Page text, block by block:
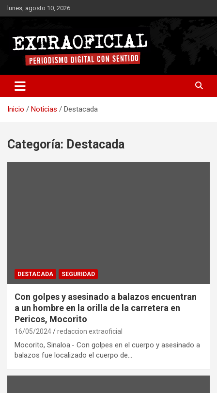
Saltar
al
lunes, agosto 10, 2026
Extraoficial
Inicio Noticias Destacada
Categoría: Destacada
DESTACADA SEGURIDAD
Con golpes y asesinado a balazos encuentran
a un hombre en la orilla de la carretera en
Pericos, Mocorito
16/05/2024 redaccion extraoficial
Mocorito, Sinaloa.- Con golpes en el cuerpo y asesinado a
balazos fue localizado el cuerpo de…